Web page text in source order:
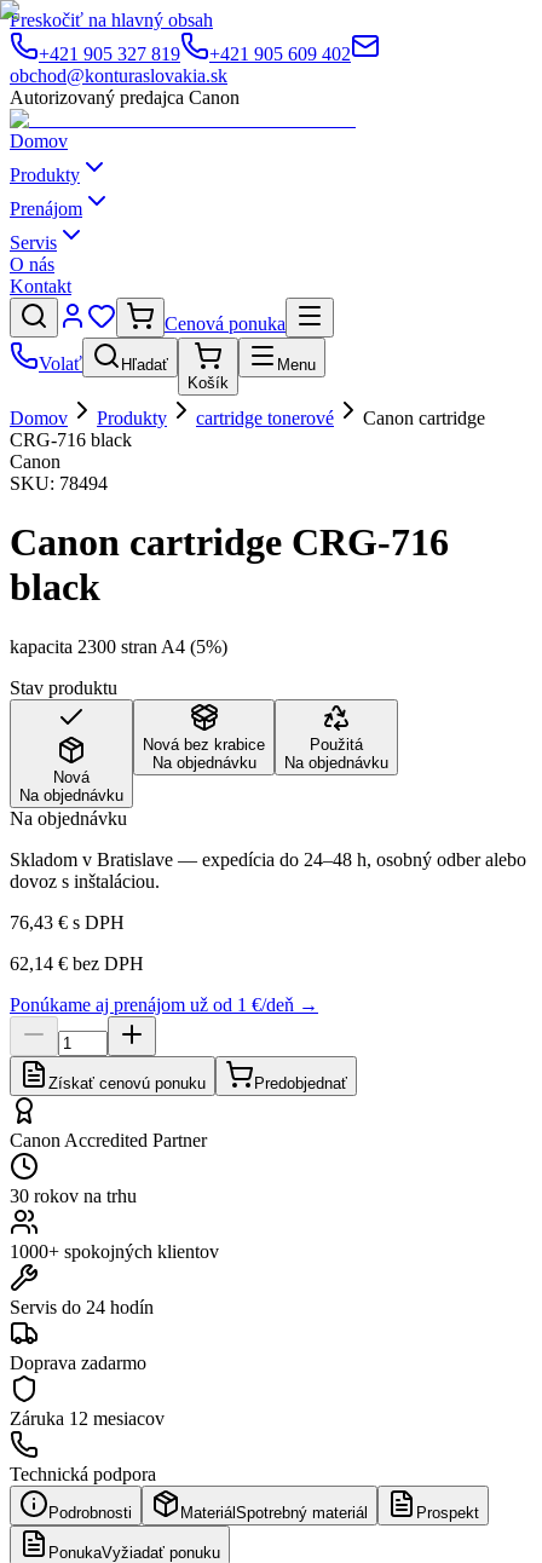
Preskočiť na hlavný obsah
+421 905 327 819
+421 905 609 402
obchod@konturaslovakia.sk
Autorizovaný predajca Canon
Domov
Produkty
Prenájom
Servis
O nás
Kontakt
Cenová ponuka
Volať
Hľadať
Košík
Menu
Domov Produkty cartridge tonerové
Canon cartridge
CRG-716 black
Canon
SKU: 78494
Canon cartridge CRG-716
black
kapacita 2300 stran A4 (5%)
Stav produktu
Nová
Na objednávku
Nová bez krabice
Na objednávku
Použitá
Na objednávku
Na objednávku
Skladom v Bratislave — expedícia do 24–48 h, osobný odber alebo
dovoz s inštaláciou.
76,43 € s DPH
62,14 € bez DPH
Ponúkame aj prenájom už od 1 €/deň →
Získať cenovú ponuku Predobjednať
Canon Accredited Partner
30 rokov na trhu
1000+ spokojných klientov
Servis do 24 hodín
Doprava zadarmo
Záruka 12 mesiacov
Technická podpora
Podrobnosti Materiál Spotrebný materiál Prospekt
PonukaVyžiadať ponuku